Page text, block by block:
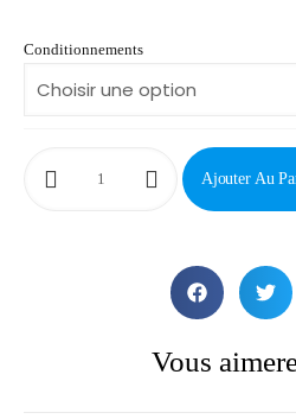
Conditionnements
Ajouter Au
Vous